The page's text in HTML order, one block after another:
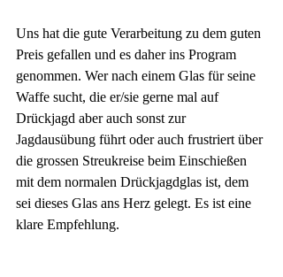
Uns hat die gute Verarbeitung zu dem guten
Preis gefallen und es daher ins Program
genommen. Wer nach einem Glas für seine
Waffe sucht, die er/sie gerne mal auf
Drückjagd aber auch sonst zur
Jagdausübung führt oder auch frustriert über
die grossen Streukreise beim Einschießen
mit dem normalen Drückjagdglas ist, dem
sei dieses Glas ans Herz gelegt. Es ist eine
klare Empfehlung.